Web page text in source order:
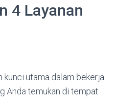
4 Layanan
kunci utama dalam bekerja
Anda temukan di tempat